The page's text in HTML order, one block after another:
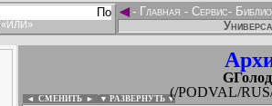
«ИЛИ»
◄- Главная - Сервис-
(/PODVAL/
◄ СМЕНИТЬ ► ▼ РАЗВЕРНУТЬ ▼